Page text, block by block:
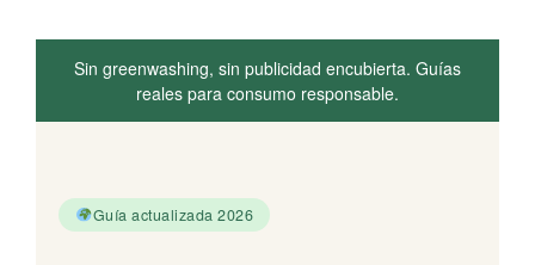
Sin greenwashing, sin publicidad encubierta. Guías
reales para consumo responsable.
Guía actualizada 2026